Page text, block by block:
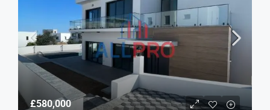
£580,000